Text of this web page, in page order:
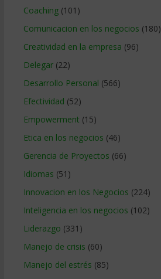
Coaching(101)
Comunicacion en los negocios (180)
Creatividad en la empresa (96)
Delegar(22)
Desarrollo Personal (566)
Efectividad (52)
Empowerment (15)
Etica en los negocios (46)
Gerencia de Proyectos (66)
Idiomas (51)
Innovacion en los Negocios (224)
Inteligencia en los negocios (102)
Liderazgo (331)
Manejo de crisis (60)
Manejo del estrés (85)